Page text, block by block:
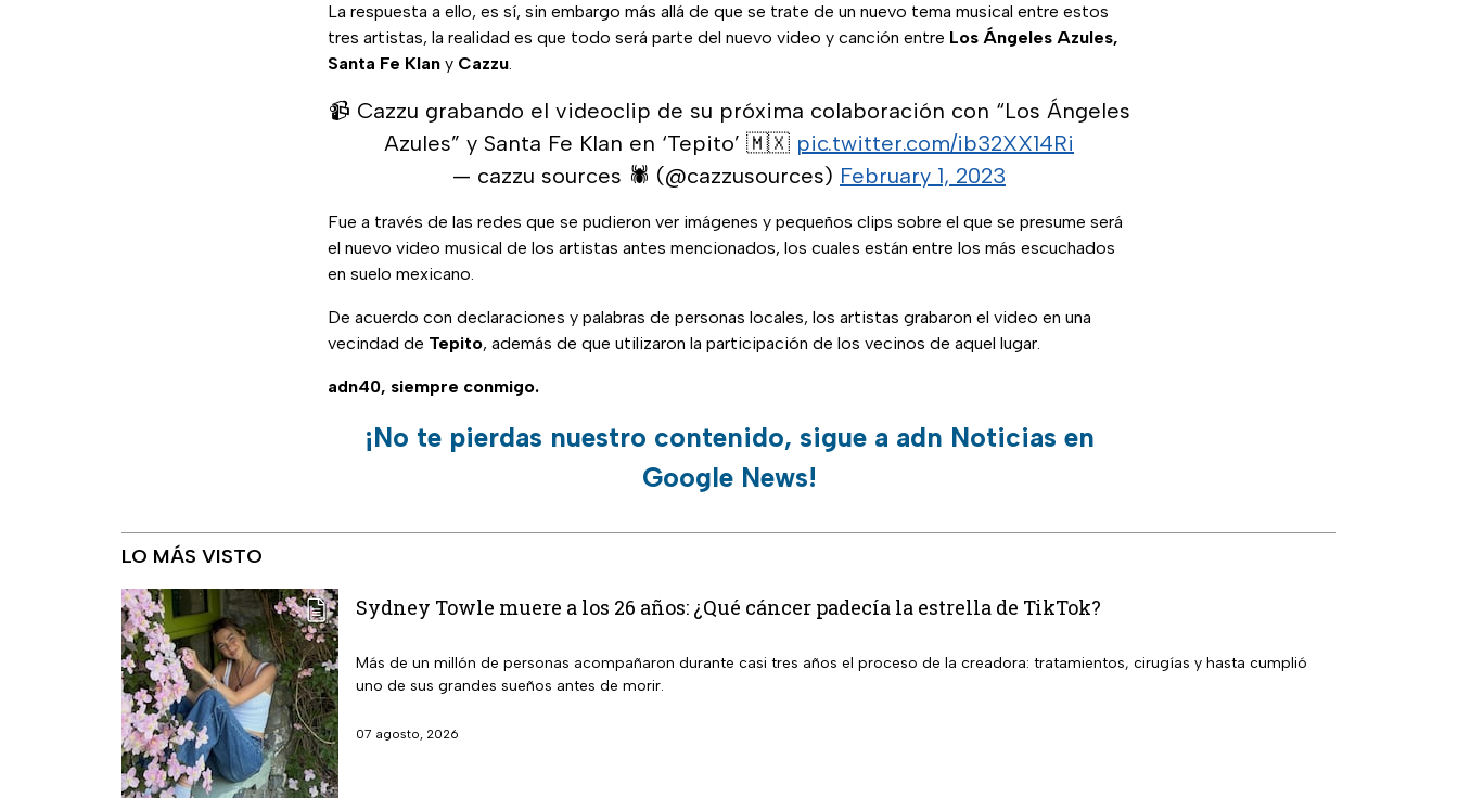
La respuesta a ello, es sí, sin embargo más allá de que se trate de un nuevo tema musical entre estos
tres artistas, la realidad es que todo será parte del nuevo video y canción entre Los Ángeles Azules,
Santa Fe Klan y Cazzu.
📹 Cazzu grabando el videoclip de su próxima colaboración con “Los Ángeles
Azules” y Santa Fe Klan en ‘Tepito’ 🇲🇽 pic.twitter.com/ib32XX14Ri
— cazzu sources 🕷 (@cazzusources) February 1, 2023
Fue a través de las redes que se pudieron ver imágenes y pequeños clips sobre el que se presume será
el nuevo video musical de los artistas antes mencionados, los cuales están entre los más escuchados
en suelo mexicano.
De acuerdo con declaraciones y palabras de personas locales, los artistas grabaron el video en una
vecindad de Tepito, además de que utilizaron la participación de los vecinos de aquel lugar.
adn40, siempre conmigo.
¡No te pierdas nuestro contenido, sigue a adn Noticias en
Google News!
LO MÁS VISTO
Sydney Towle muere a los 26 años: ¿Qué cáncer padecía la estrella de TikTok?
Más de un millón de personas acompañaron durante casi tres años el proceso de la creadora: tratamientos, cirugías y hasta cumplió
uno de sus grandes sueños antes de morir.
07 agosto, 2026